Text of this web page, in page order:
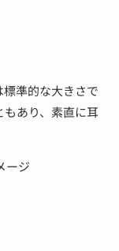
準的な大きさで
あり、素直に耳